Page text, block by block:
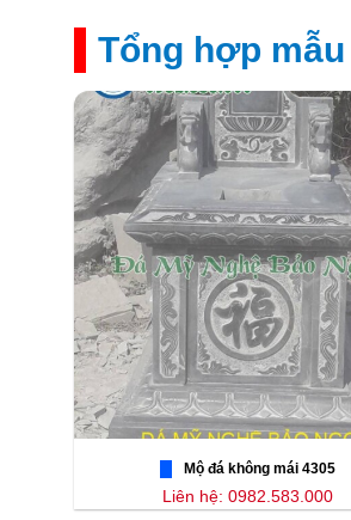
Tổng hợp
Mộ đá không mái 4305
Liên hệ: 0982.583.000